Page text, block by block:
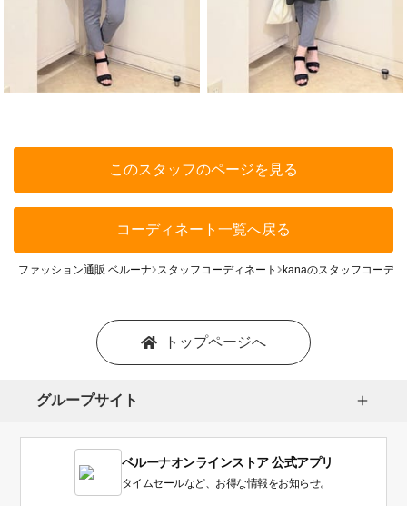
このスタッフのページを見る
コーディネート一覧へ戻る
ファッション通販 ベルーナ スタッフコーディネート kanaのスタッフコーデ
トップページへ
グループサイト
ベルーナオンラインストア 公式アプリ
タイムセールなど、お得な情報をお知らせ。